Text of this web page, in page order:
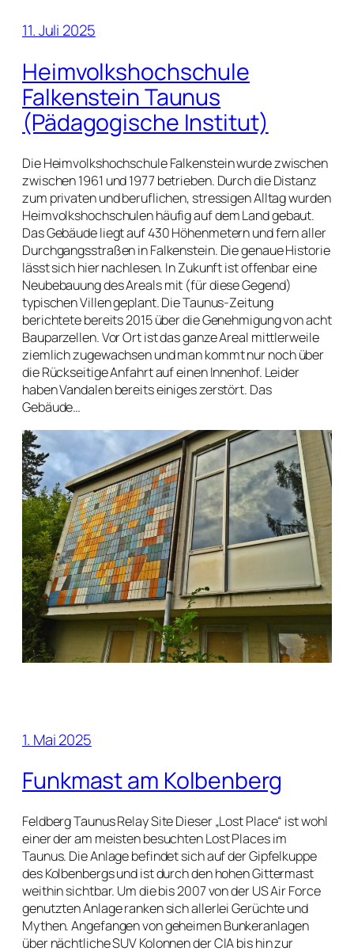
11. Juli 2025
Heimvolkshochschule
Falkenstein Taunus
(Pädagogische Institut)
Die Heimvolkshochschule Falkenstein wurde zwischen
zwischen 1961 und 1977 betrieben. Durch die Distanz
zum privaten und beruflichen, stressigen Alltag wurden
Heimvolkshochschulen häufig auf dem Land gebaut.
Das Gebäude liegt auf 430 Höhenmetern und fern aller
Durchgangsstraßen in Falkenstein. Die genaue Historie
lässt sich hier nachlesen. In Zukunft ist offenbar eine
Neubebauung des Areals mit (für diese Gegend)
typischen Villen geplant. Die Taunus-Zeitung
berichtete bereits 2015 über die Genehmigung von acht
Bauparzellen. Vor Ort ist das ganze Areal mittlerweile
ziemlich zugewachsen und man kommt nur noch über
die Rückseitige Anfahrt auf einen Innenhof. Leider
haben Vandalen bereits einiges zerstört. Das
Gebäude…
1. Mai 2025
Funkmast am Kolbenberg
Feldberg Taunus Relay Site Dieser „Lost Place“ ist wohl
einer der am meisten besuchten Lost Places im
Taunus. Die Anlage befindet sich auf der Gipfelkuppe
des Kolbenbergs und ist durch den hohen Gittermast
weithin sichtbar. Um die bis 2007 von der US Air Force
genutzten Anlage ranken sich allerlei Gerüchte und
Mythen. Angefangen von geheimen Bunkeranlagen
über nächtliche SUV Kolonnen der CIA bis hin zur